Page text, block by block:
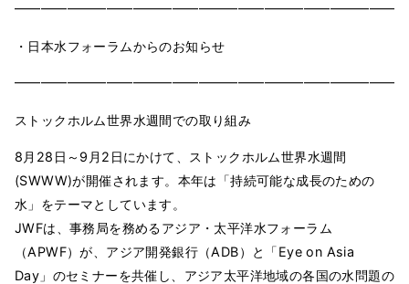
・日本水フォーラムからのお知らせ
ストックホルム世界水週間での取り組み
8月28日～9月2日にかけて、ストックホルム世界水週間
(SWWW)が開催されます。本年は「持続可能な成長のための
水」をテーマとしています。
JWFは、事務局を務めるアジア・太平洋水フォーラム
（APWF）が、アジア開発銀行（ADB）と「Eye on Asia
Day」のセミナーを共催し、アジア太平洋地域の各国の水問題の